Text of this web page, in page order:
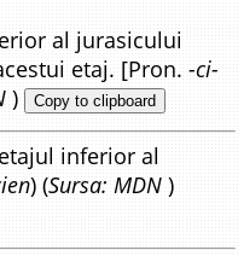
al jurasicului
etaj. [Pron.-ci-
) Copy to clipboard
inferior al
) (Sursa: MDN )